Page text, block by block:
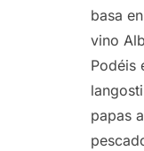
basa
vino
Podéis
papas